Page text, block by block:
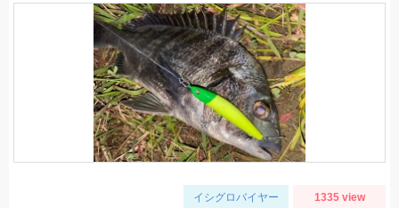
イシグロバイヤー 1335 view